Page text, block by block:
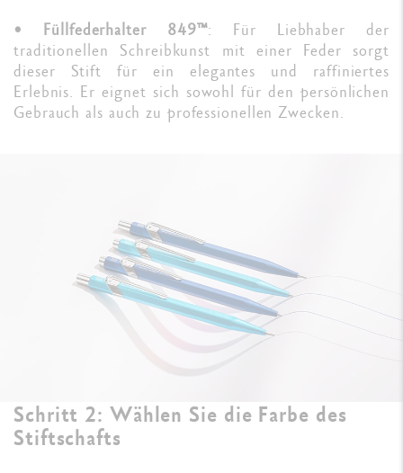
• Füllfederhalter 849™: Für Liebhaber der
traditionellen Schreibkunst mit einer Feder sorgt
dieser Stift für ein elegantes und raffiniertes
Erlebnis. Er eignet sich sowohl für den persönlichen
Gebrauch als auch zu professionellen Zwecken.
Schritt 2: Wählen Sie die Farbe des
Stiftschafts